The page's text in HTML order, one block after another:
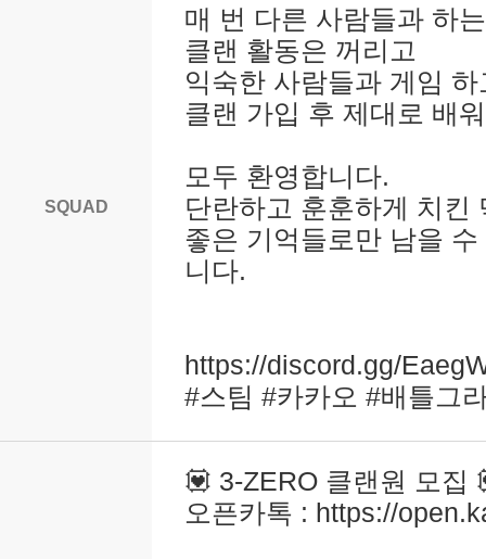
SQUAD
매 번 다른 사람들과 하
클랜 활동은 꺼리고
익숙한 사람들과 게임
클랜 가입 후 제대로 배
모두 환영합니다.
단란하고 훈훈하게 치킨
좋은 기억들로만 남을
니다.
https://discord.gg/
#스팀 #카카오 #배틀그
💟 3-ZERO 클랜원 모집
오픈카톡 : https://